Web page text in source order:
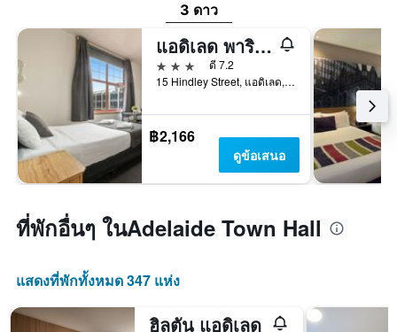
3 ดาว
แอดิเลด พาริงงา
3 ดาว
ดี 7.2
15 Hindley Street, แอดิเลด, SA, ออสเตรเลีย
฿2,166
ดูข้อเสนอ
ที่พักอื่นๆ ในAdelaide Town Hall
แสดงที่พักทั้งหมด 347 แห่ง
ฮิลตัน แอดิเลด